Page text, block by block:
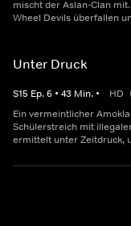
mischt der Aslan-Clan
Wheel Devils überfallen
Unter Druck
S15 Ep.6 • 43 Min. • HD
Ein vermeintlicher
Schülerstreich mit
ermittelt unter Zeitdruck,